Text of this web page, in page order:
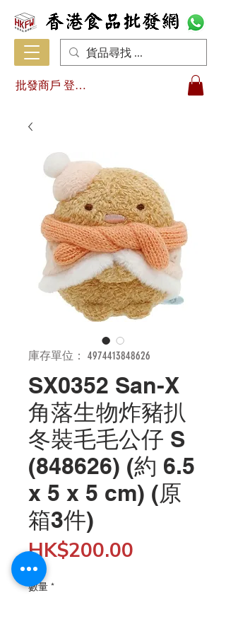
批發商戶 登入/註冊
庫存單位： 4974413848626
SX0352 San-X
角落生物炸豬扒
冬裝毛毛公仔 S
(848626) (約 6.5
x 5 x 5 cm) (原
箱3件)
HK$200.00
數量 *